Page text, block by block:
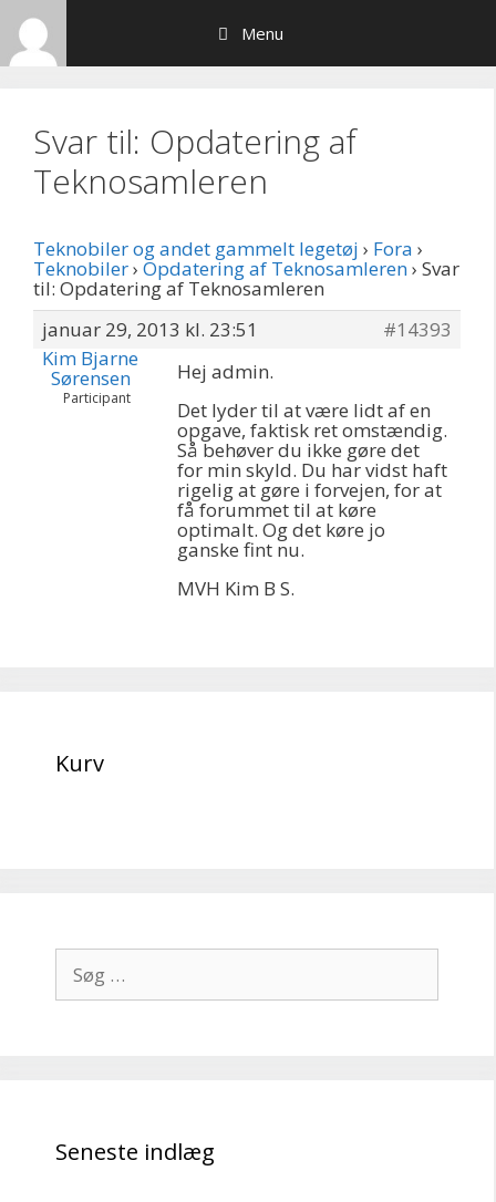
Hop
indhold
Menu
Svar til: Opdatering af
Teknosamleren
Teknobiler og andet gammelt legetøj › Fora ›
Teknobiler› Opdatering af Teknosamleren› Svar
til: Opdatering af Teknosamleren
januar 29, 2013 kl. 23:51
#14393
Kim Bjarne
Sørensen
Participant
Hej admin.
Det lyder til at være lidt af en
opgave, faktisk ret omstændig.
Så behøver du ikke gøre det
for min skyld. Du har vidst haft
rigelig at gøre i forvejen, for at
få forummet til at køre
optimalt. Og det køre jo
ganske fint nu.
MVH Kim B S.
Kurv
efter:
Seneste indlæg